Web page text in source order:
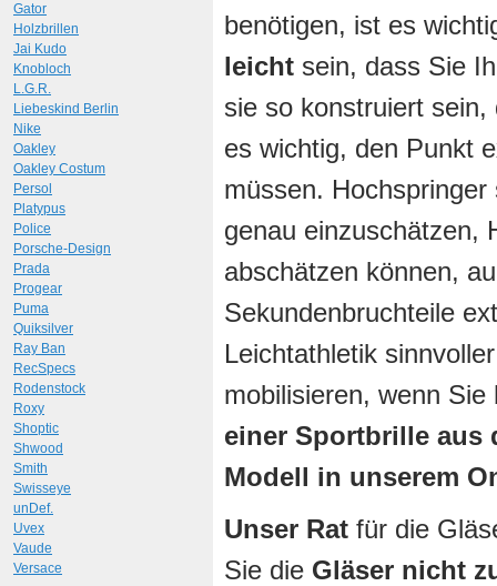
benötigen, ist es
leicht sein, dass Sie
sie so konstruiert
es wichtig, den Punkt
müssen.
genau einzuschätzen,
abschätzen können,
Sekundenbruchteile
Leichtathletik
mobilisieren, wenn Sie
einer Sportbrille aus
Modell in unserem
Unser Rat für die
Sie die Gläser nicht
Gator
Holzbrillen
Jai Kudo
Knobloch
L.G.R.
Liebeskind Berlin
Nike
Oakley
Oakley Costum
Persol
Platypus
Police
Porsche-Design
Prada
Progear
Puma
Quiksilver
Ray Ban
RecSpecs
Rodenstock
Roxy
Shoptic
Shwood
Smith
Swisseye
unDef.
Uvex
Vaude
Versace